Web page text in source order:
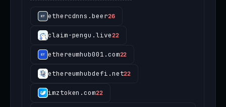
ethercdnns.beer26
claim-pengu.live22
ethereumhub001.com22
ethereumhubdefi.net22
imztoken.com22